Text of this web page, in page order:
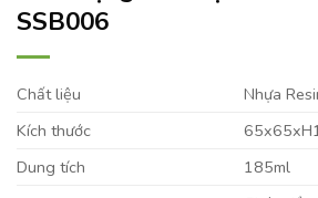
SSB006
Chất liệu
Nhựa
Kích thước
Dung tích
185ml